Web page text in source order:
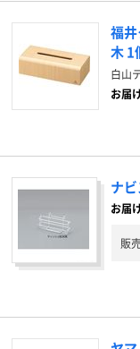
福
木 1
白山
お届
ナ
お届
販